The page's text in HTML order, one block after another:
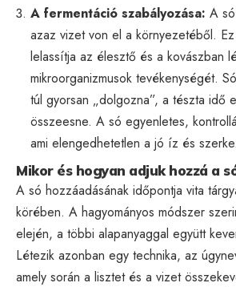
A fermentáció szabályozása: A
azaz vizet von el a környezetéből.
lelassítja az élesztő és a kovászban
mikroorganizmusok tevékenységét.
túl gyorsan „dolgozna”, a tészta idő
összeesne. A só egyenletes,
ami elengedhetetlen a jó íz és
Mikor és hogyan adjuk hozzá a
A só hozzáadásának időpontja vita
körében. A hagyományos módszer
elején, a többi alapanyaggal együtt
Létezik azonban egy technika, az
amely során a lisztet és a vizet